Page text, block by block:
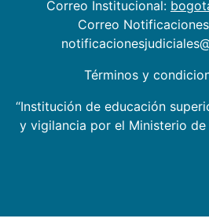
Correo Institucional:
Correo
Términos y
“Institución de educación
y vigilancia por el Ministerio de